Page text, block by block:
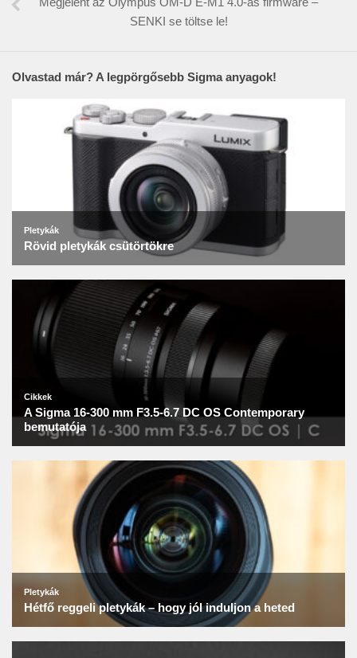
SENKI se töltse le!
Olvastad már? A legpörgősebb Sigma anyagok!